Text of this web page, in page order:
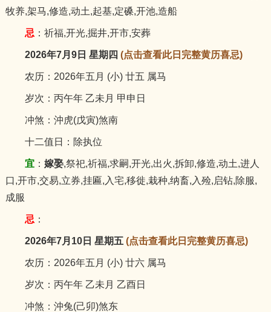
牧养,架马,修造,动土,起基,定磉,开池,造船
忌 ：祈福,开光,掘井,开市,安葬
2026年7月9日 星期四 (点击查看此日完整黄历喜忌)
农历：2026年五月 (小) 廿五 属马
岁次：丙午年 乙未月 甲申日
冲煞：沖虎(戊寅)煞南
十二值日：除执位
宜： 嫁娶,祭祀,祈福,求嗣,开光,出火,拆卸,修造,动土,进人
口,开市,交易,立券,挂匾,入宅,移徙,栽种,纳畜,入殓,启钻,除服,
成服
忌 ：
2026年7月10日 星期五 (点击查看此日完整黄历喜忌)
农历：2026年五月 (小) 廿六 属马
岁次：丙午年 乙未月 乙酉日
冲煞：沖兔(己卯)煞东